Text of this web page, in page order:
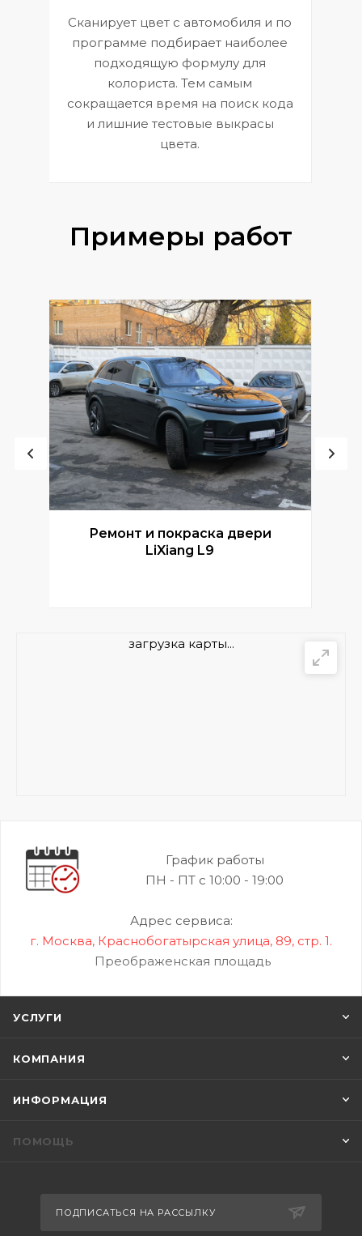
Сканирует цвет с автомобиля и по
программе подбирает наиболее
подходящую формулу для
колориста. Тем самым
сокращается время на поиск кода
и лишние тестовые выкрасы
цвета.
Примеры работ
Ремонт и покраска двери
LiXiang L9
загрузка карты...
График работы
ПН - ПТ с 10:00 - 19:00
Адрес сервиса:
г. Москва, Краснобогатырская улица, 89, стр. 1.
Преображенская площадь
УСЛУГИ
КОМПАНИЯ
ИНФОРМАЦИЯ
ПОМОЩЬ
ПОДПИСАТЬСЯ НА РАССЫЛКУ